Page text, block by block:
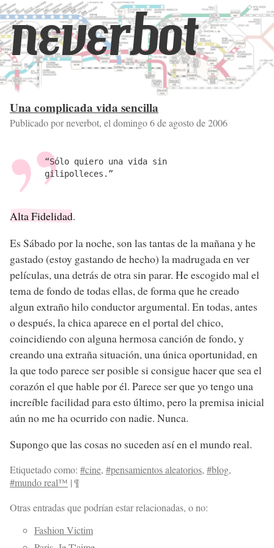
neverbot
Una complicada vida sencilla
Publicado por neverbot, el domingo 6 de agosto de 2006
“Sólo quiero una vida sin
gilipolleces.”
Alta Fidelidad.
Es Sábado por la noche, son las tantas de la mañana y he
gastado (estoy gastando de hecho) la madrugada en ver
películas, una detrás de otra sin parar. He escogido mal el
tema de fondo de todas ellas, de forma que he creado
algun extraño hilo conductor argumental. En todas, antes
o después, la chica aparece en el portal del chico,
coincidiendo con alguna hermosa canción de fondo, y
creando una extraña situación, una única oportunidad, en
la que todo parece ser posible si consigue hacer que sea el
corazón el que hable por él. Parece ser que yo tengo una
increíble facilidad para esto último, pero la premisa inicial
aún no me ha ocurrido con nadie. Nunca.
Supongo que las cosas no suceden así en el mundo real.
Etiquetado como: #cine, #pensamientos aleatorios, #blog,
#mundo real™ |¶
Otras entradas que podrían estar relacionadas, o no:
Fashion Victim